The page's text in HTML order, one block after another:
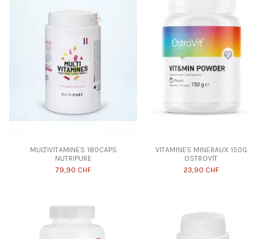
MULTIVITAMINES 180CAPS
NUTRIPURE
79,90 CHF
VITAMINES MINERAUX 150G
OSTROVIT
23,90 CHF